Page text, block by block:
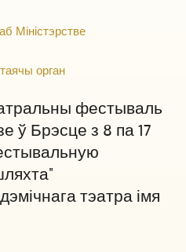
Міністэрстве
орган
фестываль
ў Брэсце з 8 па 17
тэатра імя